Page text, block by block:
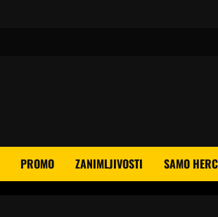
PROMO ZANIMLJIVOSTI SAMO